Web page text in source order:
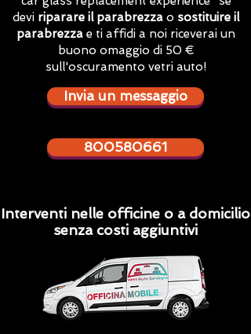
devi riparare il parabrezza o sostituire il
parabrezza e ti affidi a noi riceverai un
buono omaggio di 50 €
sull'oscuramento vetri auto!
Invia un messaggio
800580661
Interventi nelle officine o a domicilio
senza costi aggiuntivi